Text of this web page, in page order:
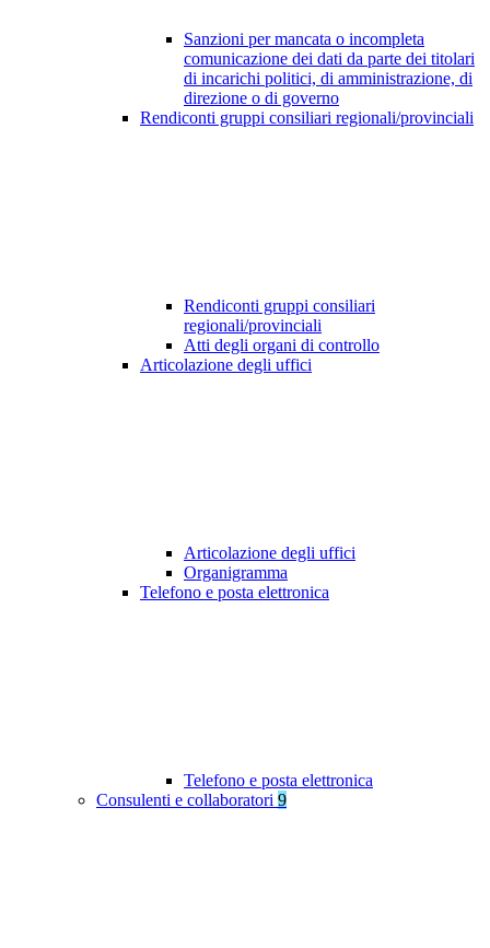
Sanzioni per mancata o incompleta
comunicazione dei dati da parte dei titolari
di incarichi politici, di amministrazione, di
direzione o di governo
Rendiconti gruppi consiliari regionali/provinciali
Rendiconti gruppi consiliari
regionali/provinciali
Atti degli organi di controllo
Articolazione degli uffici
Articolazione degli uffici
Organigramma
Telefono e posta elettronica
Telefono e posta elettronica
Consulenti e collaboratori 9